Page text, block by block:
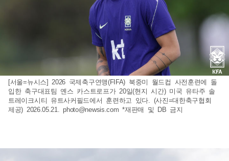
[서울=뉴시스] 2026 국제축구연맹(FIFA) 북중미 월드컵 사전훈련에 돌
입한 축구대표팀 옌스 카스트로프가 20일(현지 시간) 미국 유타주 솔
트레이크시티 유트사커필드에서 훈련하고 있다. (사진=대한축구협회
제공) 2026.05.21.photo@newsis.com *재판매 및 DB 금지